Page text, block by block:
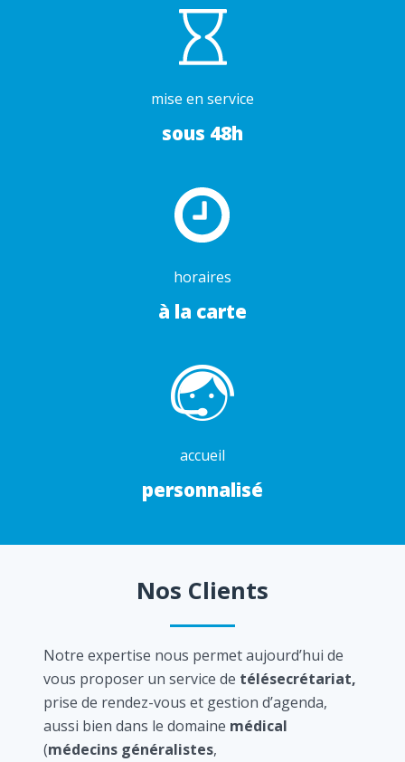
mise en service
sous 48h
horaires
à la carte
accueil
personnalisé
Nos Clients
Notre expertise nous permet aujourd’hui de
vous proposer un service de télésecrétariat,
prise de rendez-vous et gestion d’agenda,
aussi bien dans le domaine médical
(médecins généralistes,